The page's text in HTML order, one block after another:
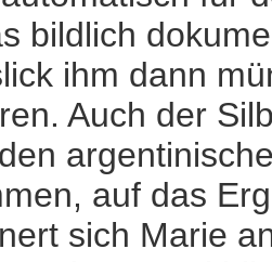
bildlich
ihm dann
Auch der
auf das
sich Marie